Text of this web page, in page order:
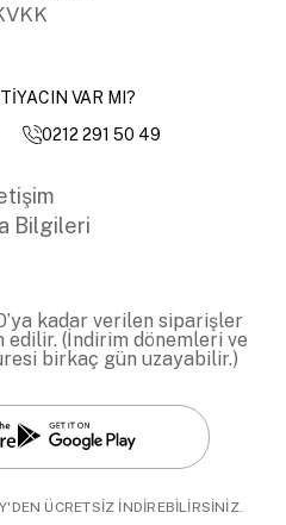
VAR MI?
0212 291 50 49
Bilgileri
kadar verilen siparişler
edilir. (İndirim dönemleri ve
birkaç gün uzayabilir.)
ÜCRETSİZ İNDİREBİLİRSİNİZ.